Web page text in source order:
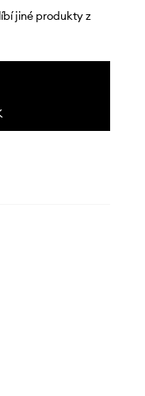
jiné produkty z